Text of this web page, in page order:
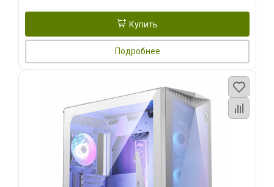
Купить
Подробнее